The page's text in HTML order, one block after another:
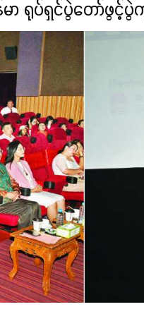
ရုပ်ရှင်ပွဲတော်ဖွင့်ပွဲက